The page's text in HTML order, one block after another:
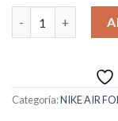
Nike Air Force
Categoría:NIKE AIR